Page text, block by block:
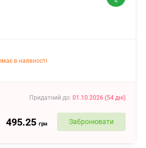
в наявності
Придатний до: 01.10.2026 (54 дні)
495.25 грн Забронювати